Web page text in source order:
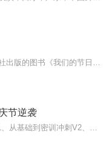
节逆袭